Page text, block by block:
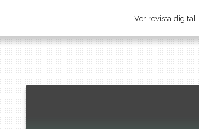
Ver revista digital